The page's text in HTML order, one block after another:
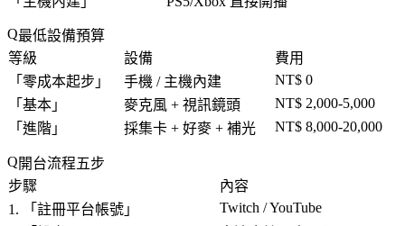
最低設備預算
等級
設備
費用
「 零成本起步 」 手機 / 主機內建
NT$ 0
「 基本 」 麥克風 + 視訊鏡頭
NT$ 2,000-5,000
「 進階 」 採集卡 + 好麥 + 補光 NT$ 8,000-20,000
開台流程五步
步驟
內容
1. 「 註冊平台帳號 」
Twitch / YouTube